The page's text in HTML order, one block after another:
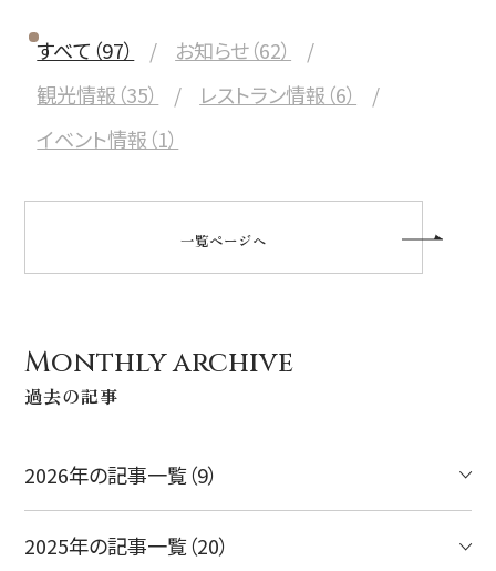
すべて（97）
お知らせ（62）
観光情報（35）
レストラン情報（6）
イベント情報（1）
一覧ページへ
Monthly archive
過去の記事
2026年の記事一覧（9）
2025年の記事一覧（20）